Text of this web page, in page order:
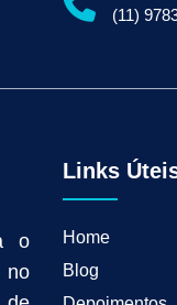
Digital para Empresas
Estratégias de
Marketing de
(11)
o
no
Links
Home
Blog